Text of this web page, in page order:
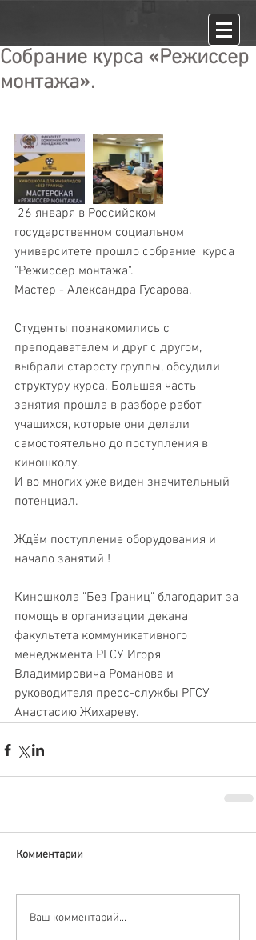
Cобрание курса «Режиссер
монтажа».
государственном социальном
университете прошло собрание  курса
"Режиссер монтажа".
Мастер - Александра Гусарова.
Студенты познакомились с
преподавателем и друг с другом,
выбрали старосту группы, обсудили
структуру курса. Большая часть
занятия прошла в разборе работ
учащихся, которые они делали
самостоятельно до поступления в
киношколу.
И во многих уже виден значительный
потенциал.
Ждём поступление оборудования и
начало занятий !
Киношкола "Без Границ" благодарит за
помощь в организации декана
факультета коммуникативного
менеджмента РГСУ Игоря
Владимировича Романова и
руководителя пресс-службы РГСУ
Анастасию Жихареву.
Комментарии
Ваш комментарий...